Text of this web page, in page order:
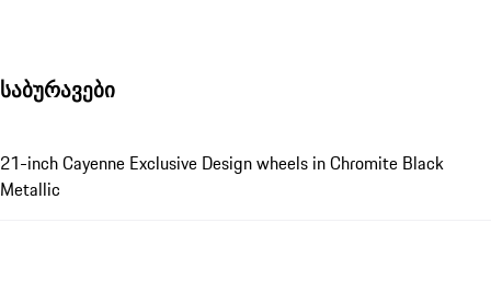
საბურავები
21-inch Cayenne Exclusive Design wheels in Chromite Black
Metallic